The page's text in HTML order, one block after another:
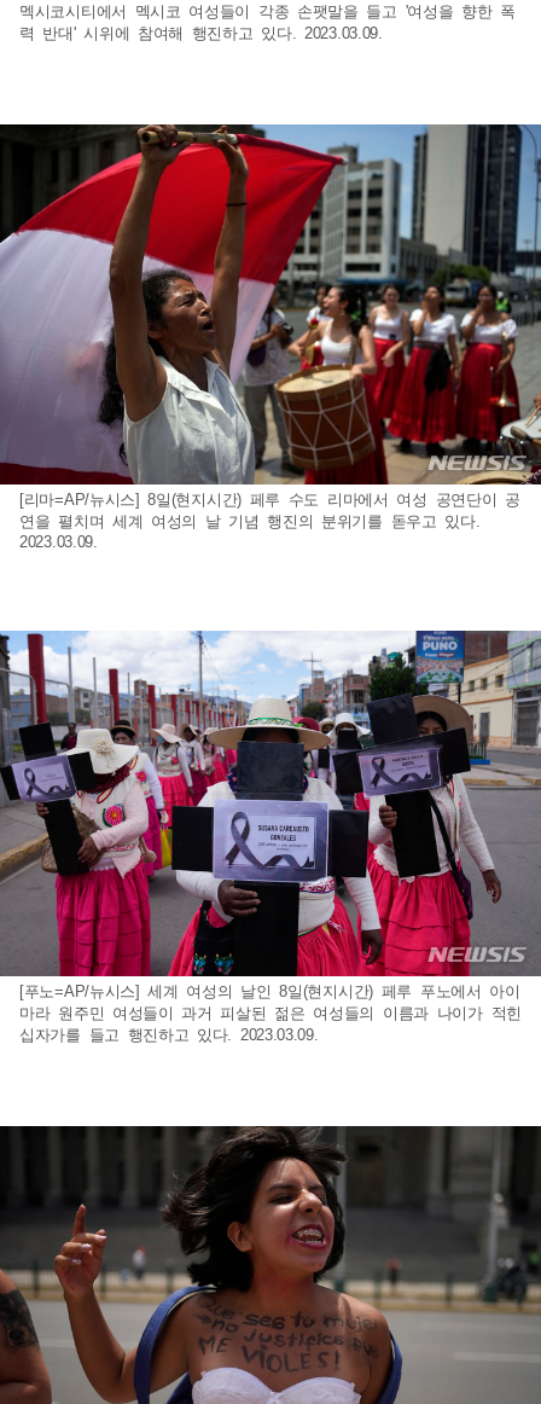
멕시코시티에서 멕시코 여성들이 각종 손팻말을 들고 '여성을 향한 폭
력 반대' 시위에 참여해 행진하고 있다. 2023.03.09.
[리마=AP/뉴시스] 8일(현지시간) 페루 수도 리마에서 여성 공연단이 공
연을 펼치며 세계 여성의 날 기념 행진의 분위기를 돋우고 있다.
2023.03.09.
[푸노=AP/뉴시스] 세계 여성의 날인 8일(현지시간) 페루 푸노에서 아이
마라 원주민 여성들이 과거 피살된 젊은 여성들의 이름과 나이가 적힌
십자가를 들고 행진하고 있다. 2023.03.09.